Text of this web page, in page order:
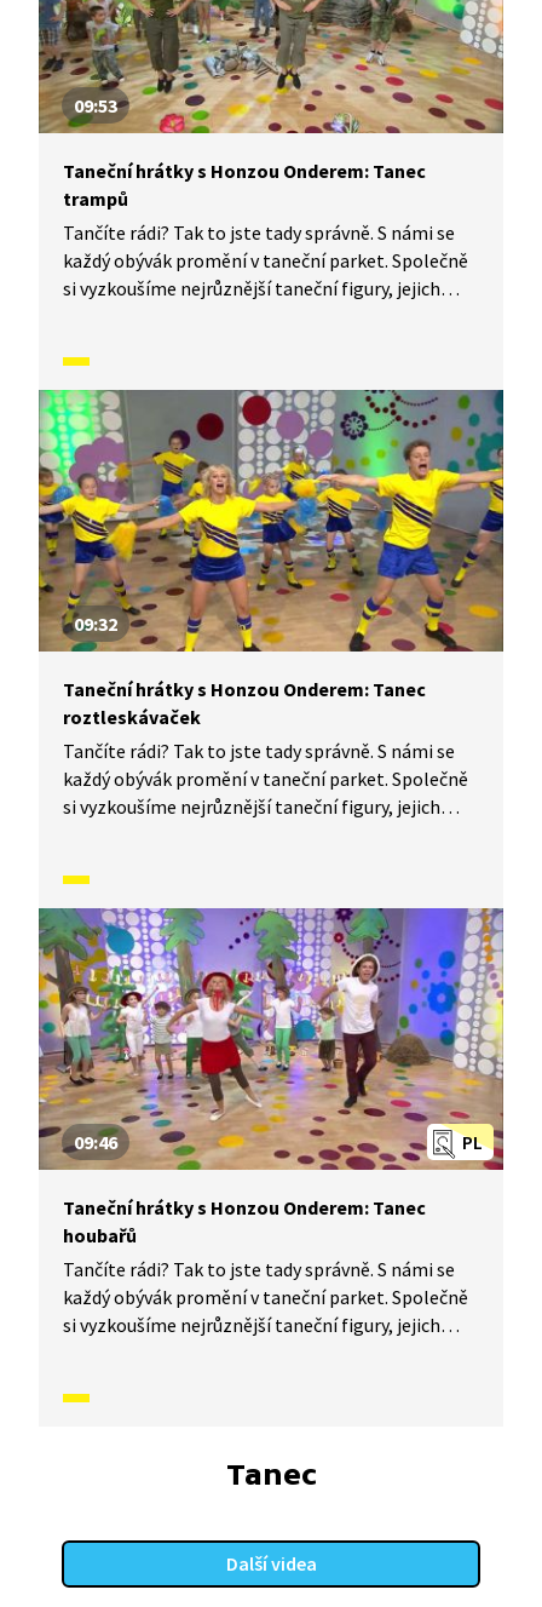
09:53
Taneční hrátky s Honzou Onderem: Tanec
trampů
Tančíte rádi? Tak to jste tady správně. S námi se
každý obývák promění v taneční parket. Společně
si vyzkoušíme nejrůznější taneční figury, jejich
vás inspirovali a udělali z vás krále či královnu
každého tanečního parketu. Dneska si ukážeme,
jak to vypadá, když se tančí Tanec trampů.
09:32
Taneční hrátky s Honzou Onderem: Tanec
roztleskávaček
Tančíte rádi? Tak to jste tady správně. S námi se
každý obývák promění v taneční parket. Společně
si vyzkoušíme nejrůznější taneční figury, jejich
vás inspirovali a udělali z vás krále či královnu
každého tanečního parketu. Dneska si ukážeme,
jak to vypadá, když se tančí Tanec roztleskávaček.
PL
09:46
Taneční hrátky s Honzou Onderem: Tanec
houbařů
Tančíte rádi? Tak to jste tady správně. S námi se
každý obývák promění v taneční parket. Společně
si vyzkoušíme nejrůznější taneční figury, jejich
vás inspirovali a udělali z vás krále či královnu
jak to vypadá, když se tančí Tanec houbařů.
Tanec
Další videa